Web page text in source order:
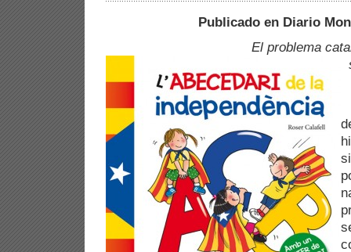
Publicado en Diario
El problema